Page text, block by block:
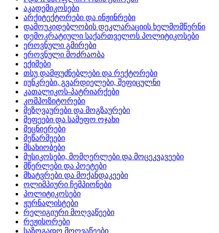
აკადემიკოსები
არქიტექტორები და ინჟინრები
დამოუკიდებლობის დეკლარაციის ხელმომწერნი
დემოკრატიული საქართველოს პოლიტიკოსები
ეროვნული გმირები
ეროვნული მოძრაობა
ექიმები
თსუ დამფუძნებლები და რექტორები
იუნკრები, გვარდიელები, შეფიცულნი
კათალიკოს-პატრიარქები
კომპოზიტორები
მეზღვაურები და მოგზაურები
მეფეები და სამეფო ოჯახი
მეცნიერები
მეწარმეები
მსახიობები
მუსიკოსები, მომღერლები და მოცეკვავეები
მწერლები და პოეტები
მხატვრები და მოქანდაკეები
ოლიმპიური ჩემპიონები
პოლიტიკოსები
ჟურნალისტები
რელიგიური მოღვაწეები
რეჟისორები
საზოგადო მოღვაწეები